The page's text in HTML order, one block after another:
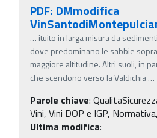
PDF: DMmodifica
… ituito in larga misura da
dove predominano le sabbie
maggiore altitudine. Altri suoli, in
che scendono verso la Valdichia…
Parole chiave:
Vini, Vini DOP e IGP,
Ultima modifica: